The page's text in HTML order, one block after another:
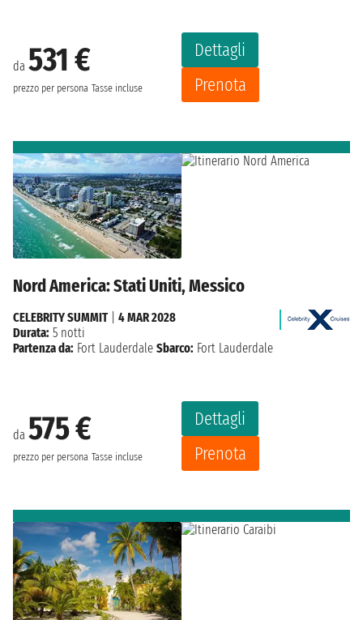
da 531 €
prezzo per persona Tasse incluse
Dettagli
Prenota
Nord America: Stati Uniti, Messico
da 575 €
prezzo per persona Tasse incluse
Dettagli
Prenota
CELEBRITY SUMMIT| 4 MAR 2028
Durata: 5 notti
Partenza da: Fort Lauderdale Sbarco: Fort Lauderdale